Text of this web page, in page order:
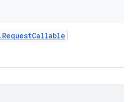
. RequestCallable